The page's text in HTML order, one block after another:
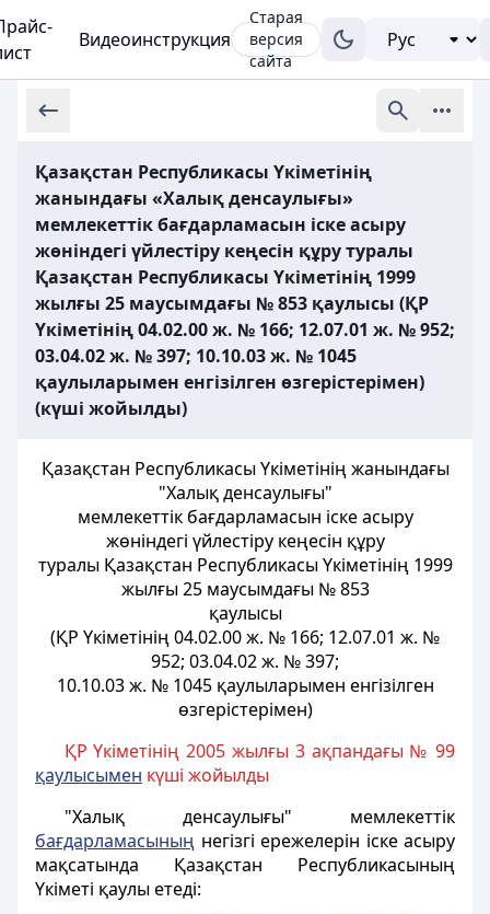
Видеоинструкция
Старая
версия
сайта
Қазақстан Республикасы Үкіметінің
жанындағы «Халық денсаулығы»
мемлекеттік бағдарламасын іске асыру
жөніндегі үйлестіру кеңесін құру туралы
Қазақстан Республикасы Үкіметінің 1999
жылғы 25 маусымдағы № 853 қаулысы (ҚР
Үкіметінің 04.02.00 ж. № 166; 12.07.01 ж. № 952;
03.04.02 ж. № 397; 10.10.03 ж. № 1045
қаулыларымен енгізілген өзгерістерімен)
(күші жойылды)
Қазақстан Республикасы Үкіметінің жанындағы
"Халық денсаулығы"
мемлекеттік бағдарламасын іске асыру
жөніндегі үйлестіру кеңесін құру
туралы Қазақстан Республикасы Үкіметінің 1999
жылғы 25 маусымдағы № 853
қаулысы
(ҚР Үкіметінің 04.02.00 ж. № 166; 12.07.01 ж. №
952; 03.04.02 ж. № 397;
10.10.03 ж. № 1045 қаулыларымен енгізілген
өзгерістерімен)
ҚР Үкіметінің 2005 жылғы 3 ақпандағы № 99
қаулысымен күші жойылды
"Халық денсаулығы" мемлекеттік
бағдарламасының негізгі ережелерін іске асыру
мақсатында Қазақстан Республикасының
Үкіметі қаулы етеді: